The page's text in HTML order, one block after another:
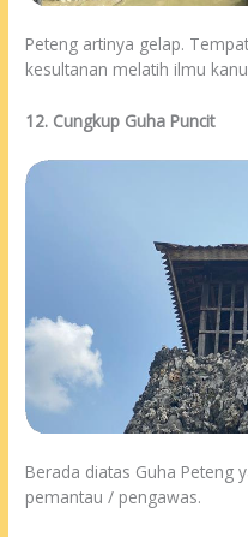
Peteng artinya gelap.
kesultanan melatih ilmu
12. Cungkup Guha Puncit
Berada diatas Guha Peteng
pemantau / pengawas.